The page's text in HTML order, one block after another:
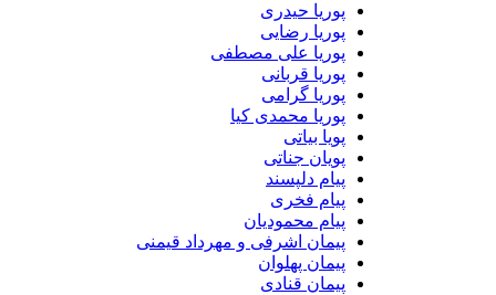
پوریا حیدری
پوریا رضایی
پوریا علی مصطفی
پوریا قربانی
پوریا گرامی
پوریا محمدی کیا
پویا بیاتی
پویان جناتی
پیام دلپسند
پیام فخری
پیام محمودیان
پیمان اشرفی و مهرداد قیمنی
پیمان پهلوان
پیمان قنادی